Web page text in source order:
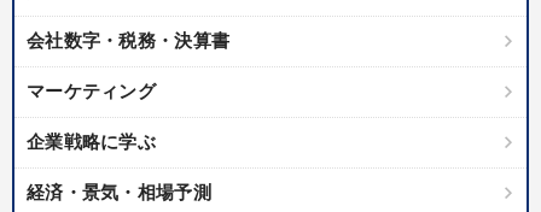
会社数字・税務・決算書
マーケティング
企業戦略に学ぶ
経済・景気・相場予測